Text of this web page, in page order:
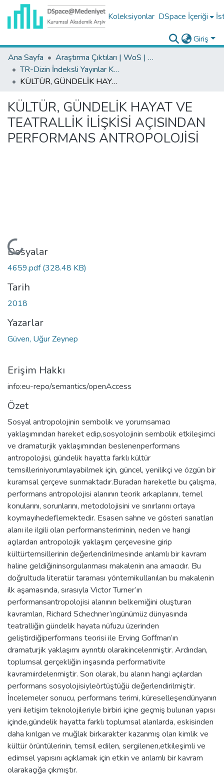
Koleksiyonlar DSpace İçeriği
Giriş
Ana Sayfa
Araştırma Çıktıları | WoS | Scopus | TR-Dizin | PubMed
TR-Dizin İndeksli Yayınlar Koleksiyonu
KÜLTÜR, GÜNDELİK HAYAT VE TEATRALLİK İLİŞKİSİ AÇISINDAN PERFORMANS ANTROPOLOJİSİ
KÜLTÜR, GÜNDELİK HAYAT VE
TEATRALLİK İLİŞKİSİ AÇISINDAN
PERFORMANS ANTROPOLOJİSİ
Yükleniyor...
Dosyalar
4659.pdf(328.48 KB)
Tarih
2018
Yazarlar
Güven, Uğur Zeynep
Erişim Hakkı
info:eu-repo/semantics/openAccess
Özet
Sosyal antropolojinin sembolik ve yorumsamacı
yaklaşımından hareket edip,sosyolojinin sembolik etkileşimci
ve dramaturjik yaklaşımından beslenenperformans
antropolojisi, gündelik hayatta farklı kültür
temsilleriniyorumlayabilmek için, güncel, yenilikçi ve özgün bir
kuramsal çerçeve sunmaktadır.Buradan hareketle bu çalışma,
performans antropolojisi alanının teorik arkaplanını, temel
konularını, sorunlarını, metodolojisini ve sınırlarını ortaya
koymayıhedeflemektedir. Esasen sahne ve gösteri sanatları
alanı ile ilgili olan performansteriminin, neden ve hangi
açılardan antropolojik yaklaşım çerçevesine girip
kültürtemsillerinin değerlendirilmesinde anlamlı bir kavram
haline geldiğininsorgulanması makalenin ana amacıdır. Bu
doğrultuda literatür taraması yöntemikullanılan bu makalenin
ilk aşamasında, sırasıyla Victor Turner’ın
performansantropolojisi alanının belkemiğini oluşturan
kavramları, Richard Schechner’ıngünümüz dünyasında
teatralliğin gündelik hayata nüfuzu üzerinden
geliştirdiğiperformans teorisi ile Erving Goffman’ın
dramaturjik yaklaşımı ayrıntılı olarakincelenmiştir. Ardından,
toplumsal gerçekliğin inşasında performativite
kavramıirdelenmiştir. Son olarak, bu alanın hangi açılardan
performans sosyolojisiyleörtüştüğü değerlendirilmiştir.
İncelemeler sonucu, performans terimi, küreselleşendünyanın
yeni iletişim teknolojileriyle birbiri içine geçmiş bulunan yapısı
içinde,gündelik hayatta farklı toplumsal alanlarda, eskisinden
daha kırılgan ve muğlak birkarakter kazanmış olan kimlik ve
kültür örüntülerinin, temsil edilen, sergilenen,etkileşimli ve
edimsel yapısını açıklamak için etkin ve anlamlı bir kavram
olarakaçığa çıkmıştır.